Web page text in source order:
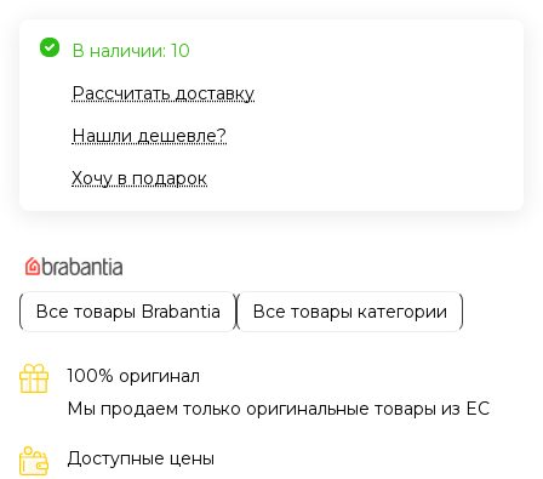
В наличии: 10
Рассчитать доставку
Нашли дешевле?
Хочу в подарок
Все товары Brabantia Все товары категории
100% оригинал
Мы продаем только оригинальные товары из EC
Доступные цены